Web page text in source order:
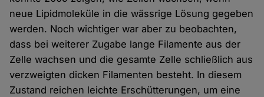
neue Lipidmoleküle in die wässrige Lösung gegeben
werden. Noch wichtiger war aber zu beobachten,
dass bei weiterer Zugabe lange Filamente aus der
Zelle wachsen und die gesamte Zelle schließlich aus
verzweigten dicken Filamenten besteht. In diesem
Zustand reichen leichte Erschütterungen, um eine